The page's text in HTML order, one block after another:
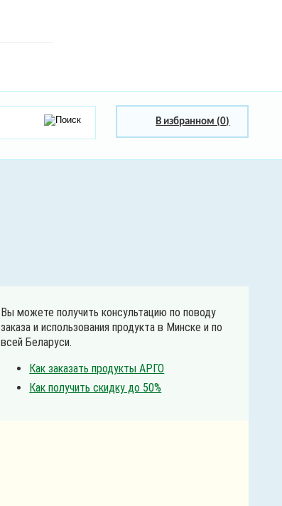
В избранном (0)
Вы можете получить консультацию по поводу
заказа и использования продукта в Минске и по
всей Беларуси.
Как заказать продукты АРГО
Как получить скидку до 50%